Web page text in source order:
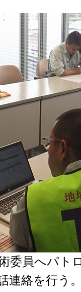
委員へパト
連絡を行う